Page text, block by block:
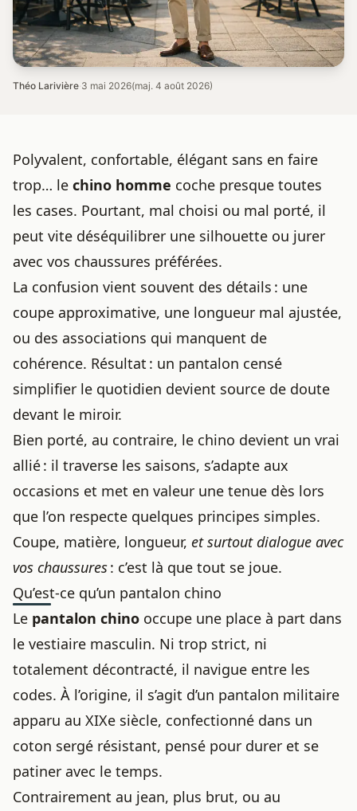
Théo Larivière·3 mai 2026(maj. 4 août 2026)
Polyvalent, confortable, élégant sans en faire
trop… le chino homme coche presque toutes
les cases. Pourtant, mal choisi ou mal porté, il
peut vite déséquilibrer une silhouette ou jurer
avec vos chaussures préférées.
La confusion vient souvent des détails : une
coupe approximative, une longueur mal ajustée,
ou des associations qui manquent de
cohérence. Résultat : un pantalon censé
simplifier le quotidien devient source de doute
devant le miroir.
Bien porté, au contraire, le chino devient un vrai
allié : il traverse les saisons, s’adapte aux
occasions et met en valeur une tenue dès lors
que l’on respecte quelques principes simples.
Coupe, matière, longueur, et surtout dialogue avec
vos chaussures: c’est là que tout se joue.
Qu’est-ce qu’un pantalon chino
Le pantalon chino occupe une place à part dans
le vestiaire masculin. Ni trop strict, ni
totalement décontracté, il navigue entre les
codes. À l’origine, il s’agit d’un pantalon militaire
apparu au XIXe siècle, confectionné dans un
coton sergé résistant, pensé pour durer et se
patiner avec le temps.
Contrairement au jean, plus brut, ou au